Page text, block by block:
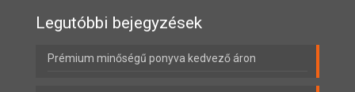
Legutóbbi bejegyzések
Prémium minőségű ponyva kedvező áron